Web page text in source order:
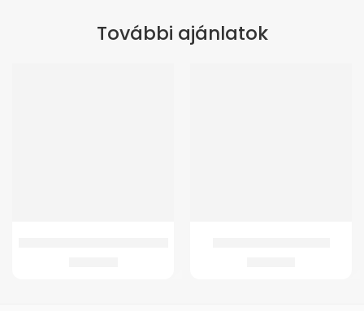
További ajánlatok